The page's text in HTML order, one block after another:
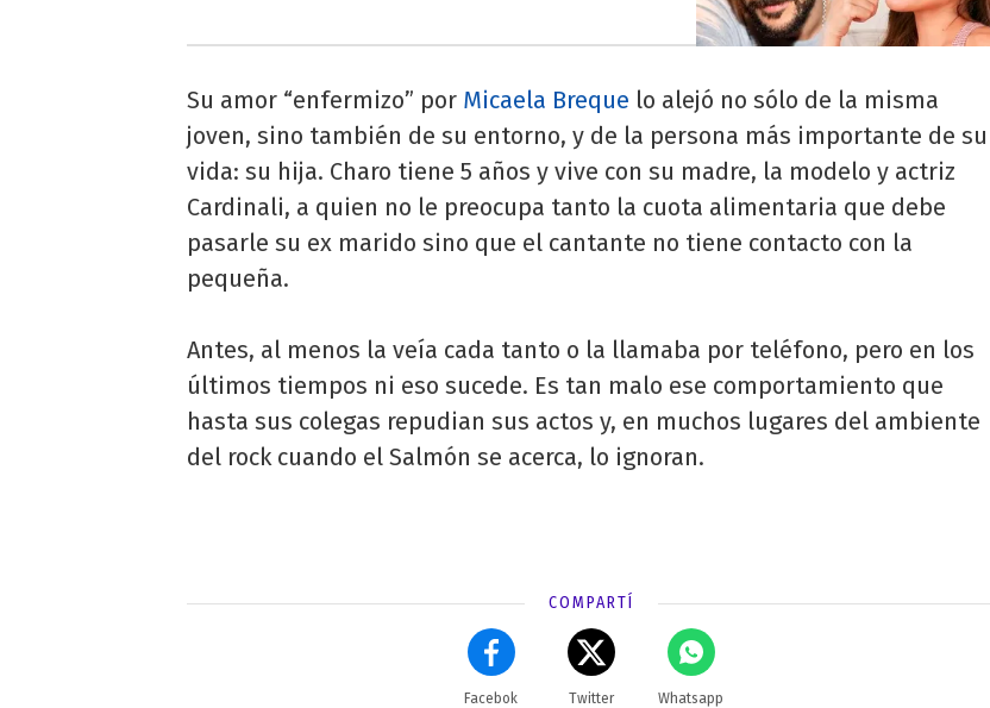
Su amor “enfermizo” por Micaela Breque lo alejó no sólo de la misma
joven, sino también de su entorno, y de la persona más importante de su
vida: su hija. Charo tiene 5 años y vive con su madre, la modelo y actriz
Cardinali, a quien no le preocupa tanto la cuota alimentaria que debe
pasarle su ex marido sino que el cantante no tiene contacto con la
pequeña.
Antes, al menos la veía cada tanto o la llamaba por teléfono, pero en los
últimos tiempos ni eso sucede. Es tan malo ese comportamiento que
hasta sus colegas repudian sus actos y, en muchos lugares del ambiente
del rock cuando el Salmón se acerca, lo ignoran.
COMPARTÍ
Facebok Twitter Whatsapp